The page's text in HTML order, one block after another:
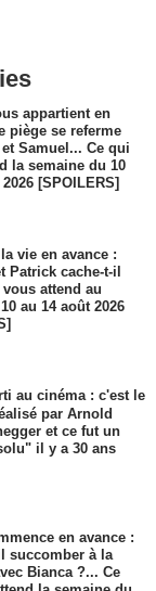
appartient en
piège se referme
Samuel... Ce qui
la semaine du 10
[SPOILERS]
vie en avance :
Patrick cache-t-il
attend au
au 14 août 2026
au cinéma : c'est le
par Arnold
et ce fut un
il y a 30 ans
en avance :
succomber à la
Bianca ?... Ce